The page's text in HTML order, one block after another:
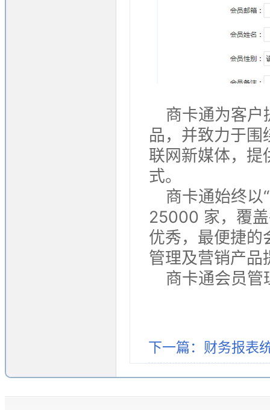
商卡通为客户
品，并致力于
联网新媒体，提
式。
商卡通始终以
25000 家，覆
优秀，最便捷的
管理及营销产品
商卡通会员
下一篇：财务报表